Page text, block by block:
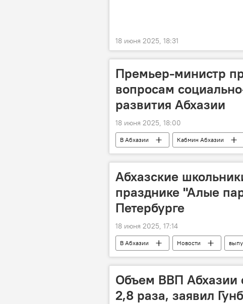
18 июня 2025, 18:31
Премьер-министр
вопросам
развития Абхазии
18 июня 2025, 18:00
В Абхазии Кабмин Абхазии
Абхазские
празднике "Алые
Петербурге
18 июня 2025, 17:14
В Абхазии Новости
Санкт-Петербург
Министерство
Объем ВВП Абхазии
2,8 раза, заявил